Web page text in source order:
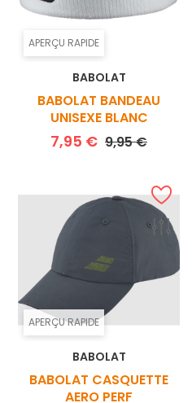
APERÇU RAPIDE
BABOLAT
BABOLAT BANDEAU
UNISEXE BLANC
7,95 € Prix de base
9,95 €Prix
APERÇU RAPIDE
BABOLAT
BABOLAT CASQUETTE
AERO PERF